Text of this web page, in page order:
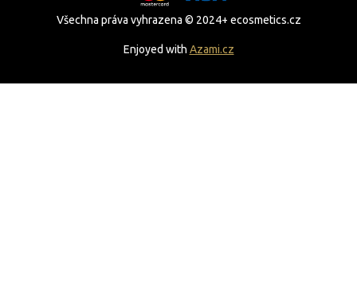
Všechna práva vyhrazena © 2024+ ecosmetics.cz
Enjoyed with Azami.cz